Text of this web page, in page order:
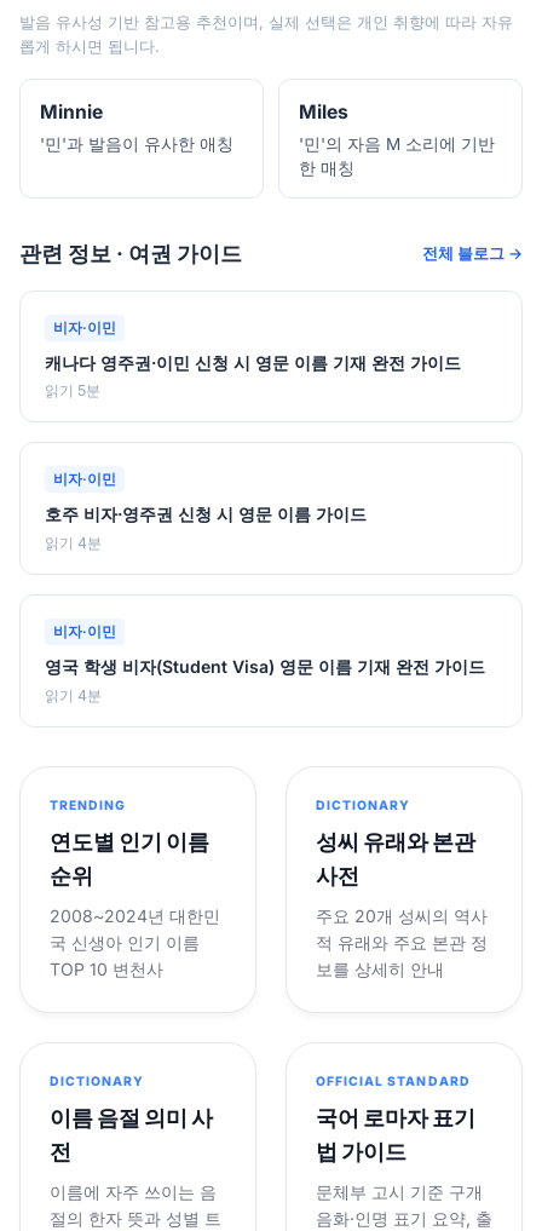
발음 유사성 기반 참고용 추천이며, 실제 선택은 개인 취향에 따라 자유
롭게 하시면 됩니다.
Minnie
'민'과 발음이 유사한 애칭
Miles
'민'의 자음 M 소리에 기반
한 매칭
관련 정보 · 여권 가이드 전체 블로그 →
비자·이민
캐나다 영주권·이민 신청 시 영문 이름 기재 완전 가이드
읽기 5분
비자·이민
호주 비자·영주권 신청 시 영문 이름 가이드
읽기 4분
비자·이민
영국 학생 비자(Student Visa) 영문 이름 기재 완전 가이드
읽기 4분
TRENDING
연도별 인기 이름
순위
2008~2024년 대한민
국 신생아 인기 이름
TOP 10 변천사
DICTIONARY
성씨 유래와 본관
사전
주요 20개 성씨의 역사
적 유래와 주요 본관 정
보를 상세히 안내
DICTIONARY
이름 음절 의미 사
전
이름에 자주 쓰이는 음
절의 한자 뜻과 성별 트
OFFICIAL STANDARD
국어 로마자 표기
법 가이드
문체부 고시 기준 구개
음화·인명 표기 요약, 출